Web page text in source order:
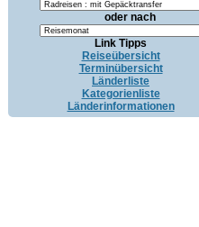
oder nach
Link Tipps
Reiseübersicht
Terminübersicht
Länderliste
Kategorienliste
Länderinformationen